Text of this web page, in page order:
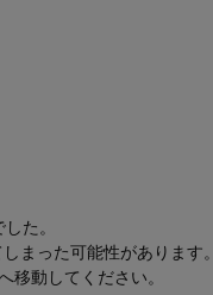
た。
まった可能性があります。
移動してください。